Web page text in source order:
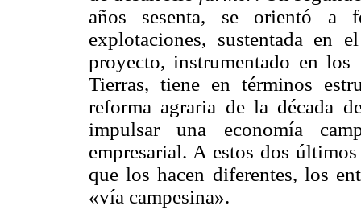
años sesenta, se orientó a
explotaciones, sustentada en
proyecto, instrumentado en
Tierras, tiene en términos
reforma agraria de la década
impulsar una economía
empresarial. A estos dos
que los hacen diferentes, los
«vía campesina».